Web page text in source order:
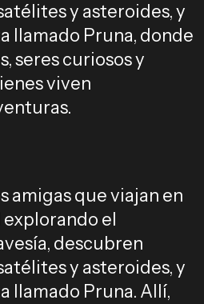
y asteroides, y
llamado Pruna, donde
seres curiosos y
viven
amigas que viajan en
el
descubren
y asteroides, y
llamado Pruna. Allí,